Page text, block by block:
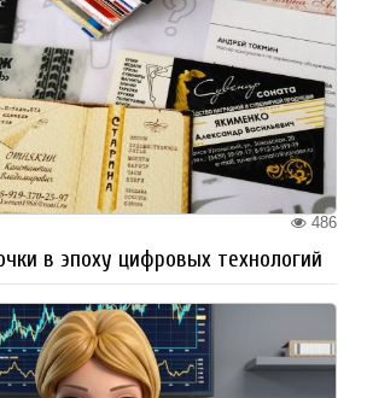
486
в эпоху цифровых технологий